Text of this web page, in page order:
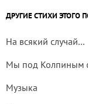
ДРУГИЕ СТИХИ ЭТОГО
На всякий случай...
Мы под Колпиным
Музыка